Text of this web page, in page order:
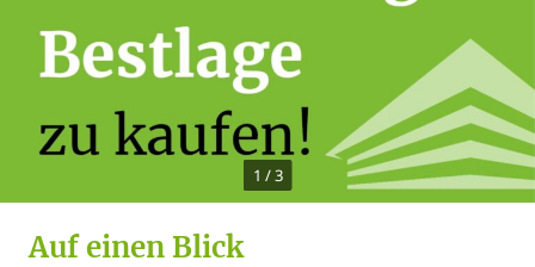
1 /3
Auf einen Blick